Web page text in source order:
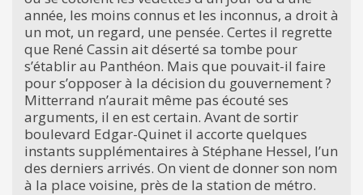
année, les moins connus et les inconnus, a droit à
un mot, un regard, une pensée. Certes il regrette
que René Cassin ait déserté sa tombe pour
s’établir au Panthéon. Mais que pouvait-il faire
pour s’opposer à la décision du gouvernement ?
Mitterrand n’aurait même pas écouté ses
arguments, il en est certain. Avant de sortir
boulevard Edgar-Quinet il accorte quelques
instants supplémentaires à Stéphane Hessel, l’un
des derniers arrivés. On vient de donner son nom
à la place voisine, près de la station de métro.